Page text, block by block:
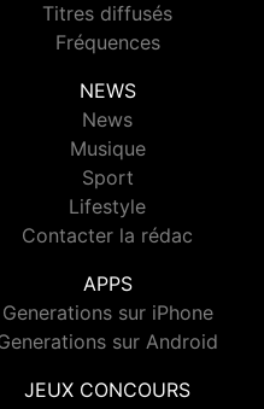
Titres diffusés
Fréquences
NEWS
News
Musique
Sport
Lifestyle
Contacter la rédac
APPS
Generations sur iPhone
sur Android
JEUX CONCOURS